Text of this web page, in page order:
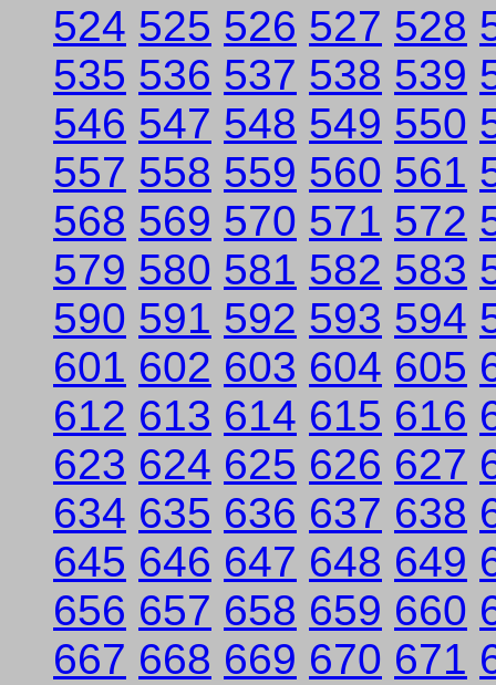
524 525 526 527 528
535 536 537 538 539
546 547 548 549 550
557 558 559 560 561
568 569 570 571 572
579 580 581 582 583
590 591 592 593 594
601 602 603 604 605
612 613 614 615 616
623 624 625 626 627
634 635 636 637 638
645 646 647 648 649
656 657 658 659 660
667 668 669 670 671